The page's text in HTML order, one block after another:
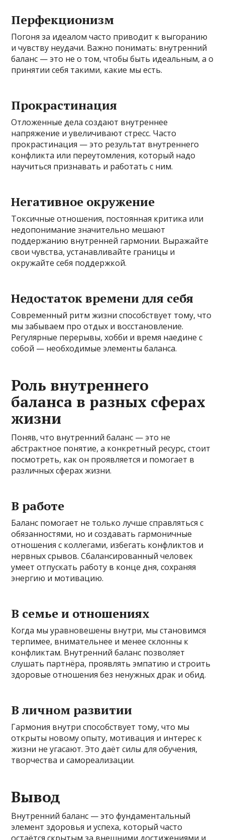
Перфекционизм
Погоня за идеалом часто приводит к выгоранию
и чувству неудачи. Важно понимать: внутренний
баланс — это не о том, чтобы быть идеальным, а о
принятии себя такими, какие мы есть.
Прокрастинация
Отложенные дела создают внутреннее
напряжение и увеличивают стресс. Часто
прокрастинация — это результат внутреннего
конфликта или переутомления, который надо
научиться признавать и работать с ним.
Негативное окружение
Токсичные отношения, постоянная критика или
недопонимание значительно мешают
поддержанию внутренней гармонии. Выражайте
свои чувства, устанавливайте границы и
окружайте себя поддержкой.
Недостаток времени для себя
Современный ритм жизни способствует тому, что
мы забываем про отдых и восстановление.
Регулярные перерывы, хобби и время наедине с
собой — необходимые элементы баланса.
Роль внутреннего
баланса в разных сферах
жизни
Поняв, что внутренний баланс — это не
абстрактное понятие, а конкретный ресурс, стоит
посмотреть, как он проявляется и помогает в
различных сферах жизни.
В работе
Баланс помогает не только лучше справляться с
обязанностями, но и создавать гармоничные
отношения с коллегами, избегать конфликтов и
нервных срывов. Сбалансированный человек
умеет отпускать работу в конце дня, сохраняя
энергию и мотивацию.
В семье и отношениях
Когда мы уравновешены внутри, мы становимся
терпимее, внимательнее и менее склонны к
конфликтам. Внутренний баланс позволяет
слушать партнёра, проявлять эмпатию и строить
здоровые отношения без ненужных драк и обид.
В личном развитии
Гармония внутри способствует тому, что мы
открыты новому опыту, мотивация и интерес к
жизни не угасают. Это даёт силы для обучения,
творчества и самореализации.
Вывод
Внутренний баланс — это фундаментальный
элемент здоровья и успеха, который часто